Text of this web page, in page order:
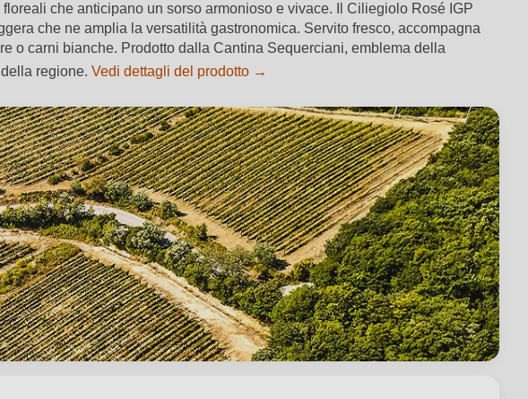
che anticipano un sorso armonioso e vivace. Il Ciliegiolo Rosé IGP
che ne amplia la versatilità gastronomica. Servito fresco, accompagna
o carni bianche. Prodotto dalla Cantina Sequerciani, emblema della
regione. Vedi dettagli del prodotto →